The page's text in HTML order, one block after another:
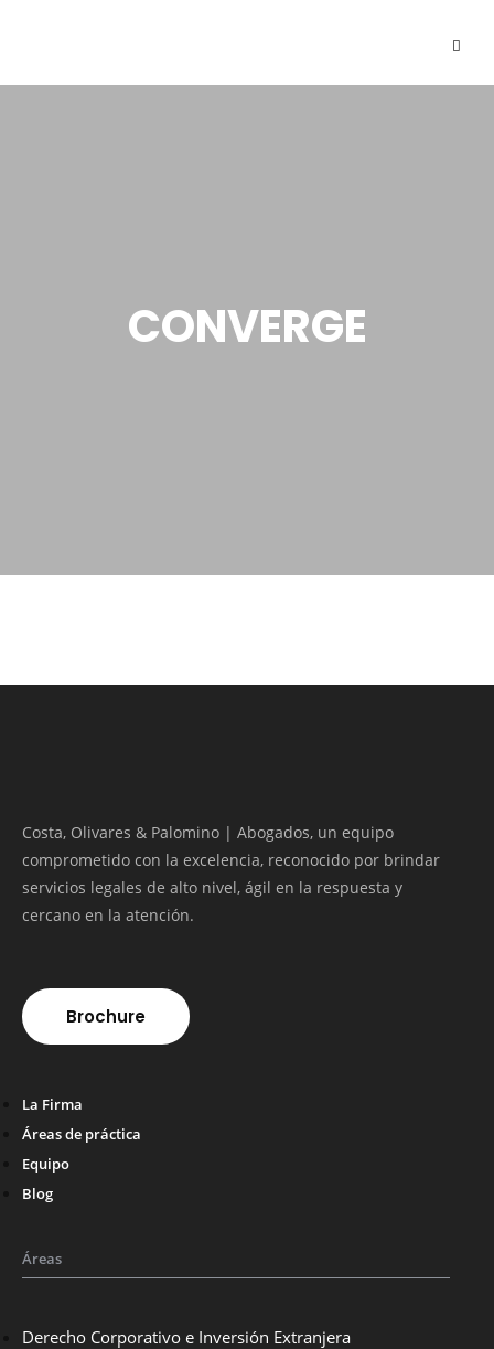
CONVERGE
Costa, Olivares & Palomino | Abogados, un equipo
comprometido con la excelencia, reconocido por brindar
servicios legales de alto nivel, ágil en la respuesta y
cercano en la atención.
Brochure
La Firma
Áreas de práctica
Equipo
Blog
Áreas
Derecho Corporativo e Inversión Extranjera